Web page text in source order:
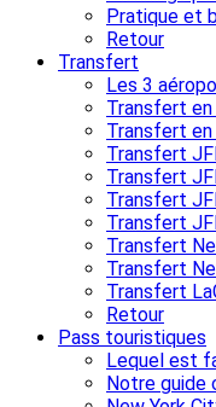
Pratique et
Retour
Transfert
Les 3
Transfert
Transfert
Transfert
Transfert
Transfert
Transfert
Transfert
Transfert
Transfert
Retour
Pass touristiques
Lequel est
Notre guide